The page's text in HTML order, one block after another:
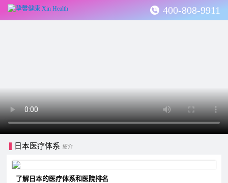
400-808-9911
日本医疗体系 紹介
了解日本的医疗体系和医院排名